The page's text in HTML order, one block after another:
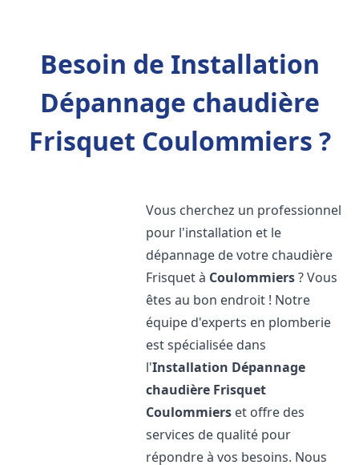
Besoin de Installation
Dépannage chaudière
Frisquet Coulommiers ?
Vous cherchez un professionnel
pour l'installation et le
dépannage de votre chaudière
Frisquet à Coulommiers? Vous
êtes au bon endroit ! Notre
équipe d'experts en plomberie
est spécialisée dans
l'Installation Dépannage
chaudière Frisquet
Coulommiers et offre des
services de qualité pour
répondre à vos besoins. Nous